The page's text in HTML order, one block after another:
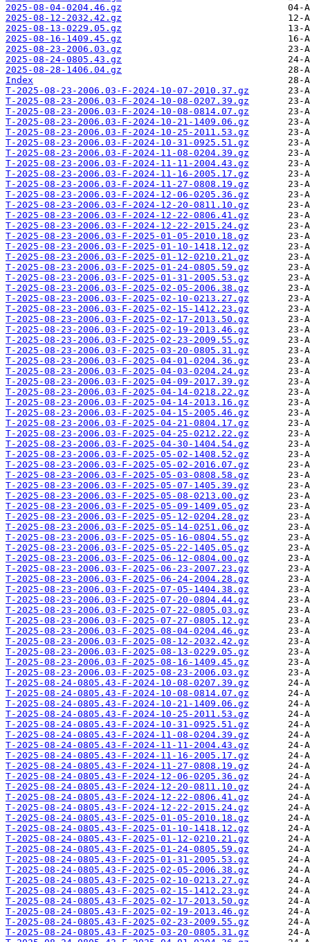
2025-08-04-0204.46.gz
2025-08-12-2032.42.gz
2025-08-13-0229.05.gz
2025-08-16-1409.45.gz
2025-08-23-2006.03.gz
2025-08-24-0805.43.gz
2025-08-28-1406.04.gz
Index
T-2025-08-23-2006.03-F-2024-10-07-2010.37.gz
T-2025-08-23-2006.03-F-2024-10-08-0207.39.gz
T-2025-08-23-2006.03-F-2024-10-08-0814.07.gz
T-2025-08-23-2006.03-F-2024-10-21-1409.06.gz
T-2025-08-23-2006.03-F-2024-10-25-2011.53.gz
T-2025-08-23-2006.03-F-2024-10-31-0925.51.gz
T-2025-08-23-2006.03-F-2024-11-08-0204.39.gz
T-2025-08-23-2006.03-F-2024-11-11-2004.43.gz
T-2025-08-23-2006.03-F-2024-11-16-2005.17.gz
T-2025-08-23-2006.03-F-2024-11-27-0808.19.gz
T-2025-08-23-2006.03-F-2024-12-06-0205.36.gz
T-2025-08-23-2006.03-F-2024-12-20-0811.10.gz
T-2025-08-23-2006.03-F-2024-12-22-0806.41.gz
T-2025-08-23-2006.03-F-2024-12-22-2015.24.gz
T-2025-08-23-2006.03-F-2025-01-05-2010.18.gz
T-2025-08-23-2006.03-F-2025-01-10-1418.12.gz
T-2025-08-23-2006.03-F-2025-01-12-0210.21.gz
T-2025-08-23-2006.03-F-2025-01-24-0805.59.gz
T-2025-08-23-2006.03-F-2025-01-31-2005.53.gz
T-2025-08-23-2006.03-F-2025-02-05-2006.38.gz
T-2025-08-23-2006.03-F-2025-02-10-0213.27.gz
T-2025-08-23-2006.03-F-2025-02-15-1412.23.gz
T-2025-08-23-2006.03-F-2025-02-17-2013.50.gz
T-2025-08-23-2006.03-F-2025-02-19-2013.46.gz
T-2025-08-23-2006.03-F-2025-02-23-2009.55.gz
T-2025-08-23-2006.03-F-2025-03-20-0805.31.gz
T-2025-08-23-2006.03-F-2025-04-01-0204.36.gz
T-2025-08-23-2006.03-F-2025-04-03-0204.24.gz
T-2025-08-23-2006.03-F-2025-04-09-2017.39.gz
T-2025-08-23-2006.03-F-2025-04-14-0218.22.gz
T-2025-08-23-2006.03-F-2025-04-14-2013.16.gz
T-2025-08-23-2006.03-F-2025-04-15-2005.46.gz
T-2025-08-23-2006.03-F-2025-04-21-0804.17.gz
T-2025-08-23-2006.03-F-2025-04-25-0212.22.gz
T-2025-08-23-2006.03-F-2025-04-30-1404.54.gz
T-2025-08-23-2006.03-F-2025-05-02-1408.52.gz
T-2025-08-23-2006.03-F-2025-05-02-2016.07.gz
T-2025-08-23-2006.03-F-2025-05-03-0808.58.gz
T-2025-08-23-2006.03-F-2025-05-07-1405.39.gz
T-2025-08-23-2006.03-F-2025-05-08-0213.00.gz
T-2025-08-23-2006.03-F-2025-05-09-1409.05.gz
T-2025-08-23-2006.03-F-2025-05-12-0204.28.gz
T-2025-08-23-2006.03-F-2025-05-14-0251.06.gz
T-2025-08-23-2006.03-F-2025-05-16-0804.55.gz
T-2025-08-23-2006.03-F-2025-05-22-1405.05.gz
T-2025-08-23-2006.03-F-2025-06-12-0804.00.gz
T-2025-08-23-2006.03-F-2025-06-23-2007.23.gz
T-2025-08-23-2006.03-F-2025-06-24-2004.28.gz
T-2025-08-23-2006.03-F-2025-07-05-1404.38.gz
T-2025-08-23-2006.03-F-2025-07-20-0804.44.gz
T-2025-08-23-2006.03-F-2025-07-22-0805.03.gz
T-2025-08-23-2006.03-F-2025-07-27-0805.12.gz
T-2025-08-23-2006.03-F-2025-08-04-0204.46.gz
T-2025-08-23-2006.03-F-2025-08-12-2032.42.gz
T-2025-08-23-2006.03-F-2025-08-13-0229.05.gz
T-2025-08-23-2006.03-F-2025-08-16-1409.45.gz
T-2025-08-23-2006.03-F-2025-08-23-2006.03.gz
T-2025-08-24-0805.43-F-2024-10-08-0207.39.gz
T-2025-08-24-0805.43-F-2024-10-08-0814.07.gz
T-2025-08-24-0805.43-F-2024-10-21-1409.06.gz
T-2025-08-24-0805.43-F-2024-10-25-2011.53.gz
T-2025-08-24-0805.43-F-2024-10-31-0925.51.gz
T-2025-08-24-0805.43-F-2024-11-08-0204.39.gz
T-2025-08-24-0805.43-F-2024-11-11-2004.43.gz
T-2025-08-24-0805.43-F-2024-11-16-2005.17.gz
T-2025-08-24-0805.43-F-2024-11-27-0808.19.gz
T-2025-08-24-0805.43-F-2024-12-06-0205.36.gz
T-2025-08-24-0805.43-F-2024-12-20-0811.10.gz
T-2025-08-24-0805.43-F-2024-12-22-0806.41.gz
T-2025-08-24-0805.43-F-2024-12-22-2015.24.gz
T-2025-08-24-0805.43-F-2025-01-05-2010.18.gz
T-2025-08-24-0805.43-F-2025-01-10-1418.12.gz
T-2025-08-24-0805.43-F-2025-01-12-0210.21.gz
T-2025-08-24-0805.43-F-2025-01-24-0805.59.gz
T-2025-08-24-0805.43-F-2025-01-31-2005.53.gz
T-2025-08-24-0805.43-F-2025-02-05-2006.38.gz
T-2025-08-24-0805.43-F-2025-02-10-0213.27.gz
T-2025-08-24-0805.43-F-2025-02-15-1412.23.gz
T-2025-08-24-0805.43-F-2025-02-17-2013.50.gz
T-2025-08-24-0805.43-F-2025-02-19-2013.46.gz
T-2025-08-24-0805.43-F-2025-02-23-2009.55.gz
T-2025-08-24-0805.43-F-2025-03-20-0805.31.gz